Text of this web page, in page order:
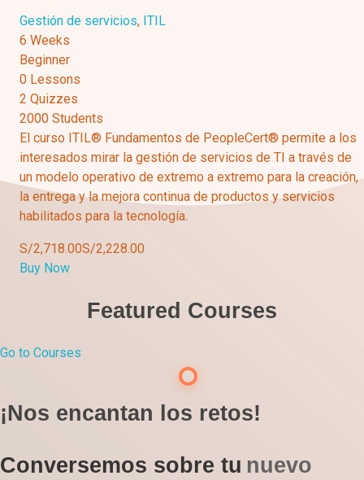
Gestión de servicios, ITIL
6 Weeks
Beginner
0 Lessons
2 Quizzes
2000 Students
El curso ITIL® Fundamentos de PeopleCert® permite a los
interesados mirar la gestión de servicios de TI a través de
un modelo operativo de extremo a extremo para la creación,
la entrega y la mejora continua de productos y servicios
habilitados para la tecnología.
S/2,718.00S/2,228.00
Buy Now
Featured Courses
Go to Courses
¡Nos encantan los retos!
Conversemos sobre tu nuevo